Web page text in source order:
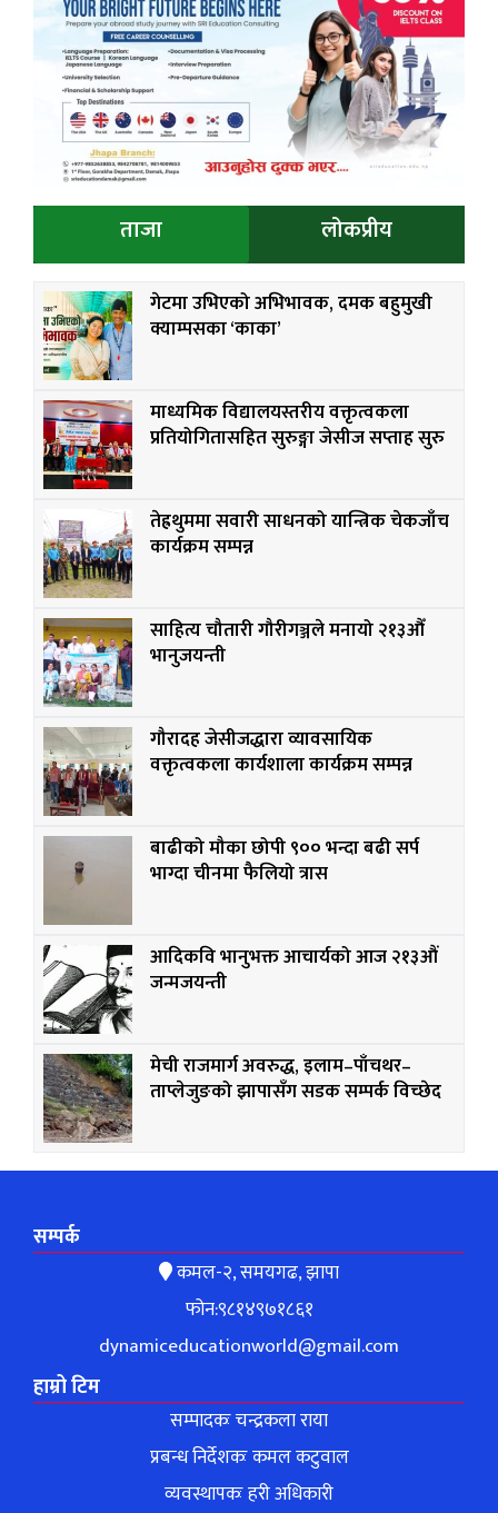
ताजा लोकप्रीय
गेटमा उभिएको अभिभावक, दमक बहुमुखी
क्याम्पसका ‘काका’
माध्यमिक विद्यालयस्तरीय वक्तृत्वकला
प्रतियोगितासहित सुरुङ्गा जेसीज सप्ताह सुरु
तेह्रथुममा सवारी साधनको यान्त्रिक चेकजाँच
कार्यक्रम सम्पन्न
साहित्य चौतारी गौरीगञ्जले मनायो २१३औँ
भानुजयन्ती
गौरादह जेसीजद्धारा व्यावसायिक
वक्तृत्वकला कार्यशाला कार्यक्रम सम्पन्न
बाढीको मौका छोपी ९०० भन्दा बढी सर्प
भाग्दा चीनमा फैलियो त्रास
आदिकवि भानुभक्त आचार्यको आज २१३औं
जन्मजयन्ती
मेची राजमार्ग अवरुद्ध, इलाम–पाँचथर–
ताप्लेजुङको झापासँग सडक सम्पर्क विच्छेद
सम्पर्क
कमल-२, समयगढ, झापा
फोन:९८१४९७१८६१
dynamiceducationworld@gmail.com
हाम्रो टिम
सम्पादकः चन्द्रकला राया
प्रबन्ध निर्देशकः कमल कटुवाल
व्यवस्थापकः हरी अधिकारी